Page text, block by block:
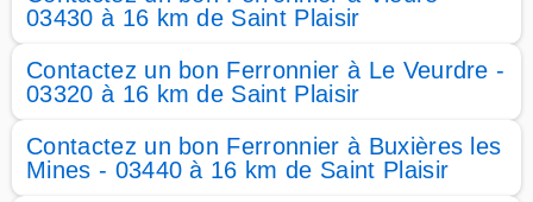
03430 à 16 km de Saint Plaisir
Contactez un bon Ferronnier à Le Veurdre -
03320 à 16 km de Saint Plaisir
Contactez un bon Ferronnier à Buxières les
Mines - 03440 à 16 km de Saint Plaisir